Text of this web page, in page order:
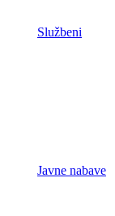
Službeni
Javne nabave